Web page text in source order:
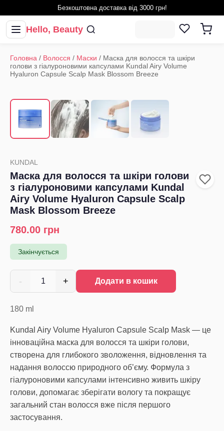
Безкоштовна доставка від 3000 грн!
Hello, Beauty
Головна / Волосся / Маски / Маска для волосся та шкіри
голови з гіалуроновими капсулами Kundal Airy Volume
Hyaluron Capsule Scalp Mask Blossom Breeze
KUNDAL
Маска для волосся та шкіри голови
з гіалуроновими капсулами Kundal
Airy Volume Hyaluron Capsule Scalp
Mask Blossom Breeze
780.00 грн
Закінчується
- 1 + Додати в кошик
180 ml
Kundal Airy Volume Hyaluron Capsule Scalp Mask — це
інноваційна маска для волосся та шкіри голови,
створена для глибокого зволоження, відновлення та
надання волоссю природного об’єму. Формула з
гіалуроновими капсулами інтенсивно живить шкіру
голови, допомагає зберігати вологу та покращує
загальний стан волосся вже після першого
застосування.